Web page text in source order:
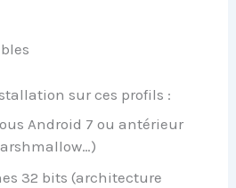
sur ces profils :
Android 7 ou antérieur
32 bits (architecture